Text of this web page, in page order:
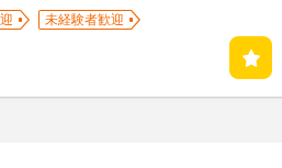
未経験者歓迎